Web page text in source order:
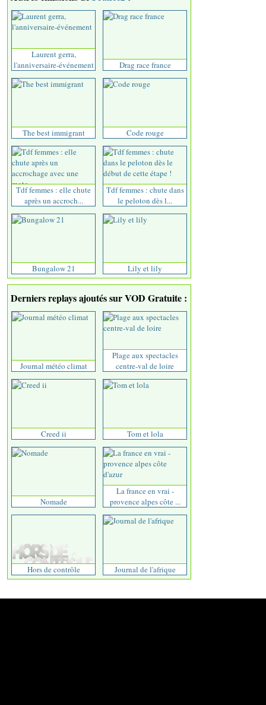
Laurent gerra,
l'anniversaire-événement
Drag race france
The best immigrant Code rouge
Tdf femmes : elle chute
après un accroch...
Tdf femmes : chute dans
le peloton dès l...
Bungalow 21 Lily et lily
Derniers replays ajoutés sur VOD Gratuite :
Journal météo climat
Plage aux spectacles
centre-val de loire
Creed ii Tom et lola
Nomade
La france en vrai -
provence alpes côte ...
Hors de contrôle Journal de l'afrique